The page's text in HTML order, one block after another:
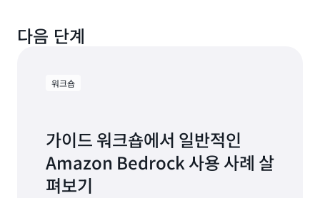
다음 단계
워크숍
가이드 워크숍에서 일반적인
Amazon Bedrock 사용 사례 살
펴보기